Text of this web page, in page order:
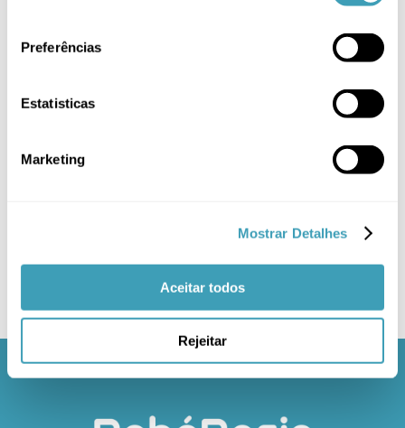
Preferências
Estatisticas
Marketing
Mostrar Detalhes
Aceitar todos
Rejeitar
Passeio (5)
Sem categoria